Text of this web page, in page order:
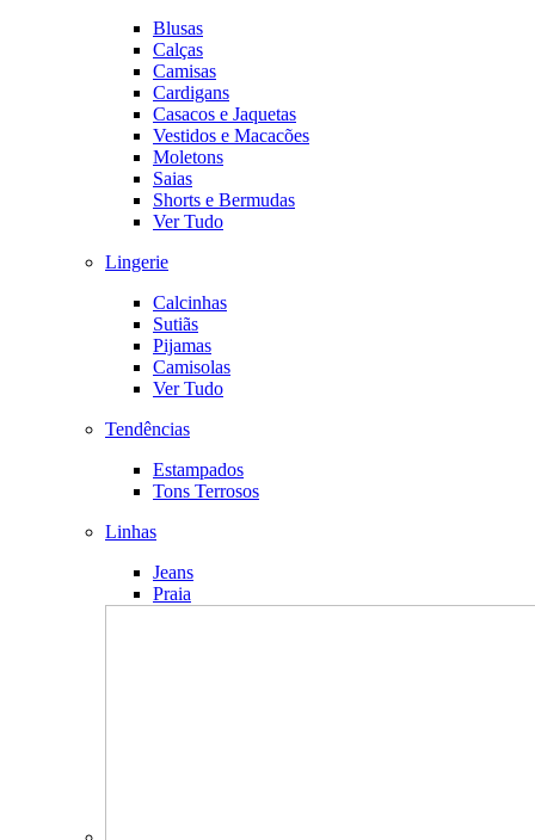
Blusas
Calças
Camisas
Cardigans
Casacos e Jaquetas
Vestidos e Macacões
Moletons
Saias
Shorts e Bermudas
Ver Tudo
Lingerie
Calcinhas
Sutiãs
Pijamas
Camisolas
Ver Tudo
Tendências
Estampados
Tons Terrosos
Linhas
Jeans
Praia